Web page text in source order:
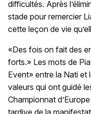
difficultés. Après
stade pour remercier
cette leçon de vie
«Des fois on fait des
forts.» Les mots de
Event» entre la Nati et
valeurs qui ont guidé
Championnat